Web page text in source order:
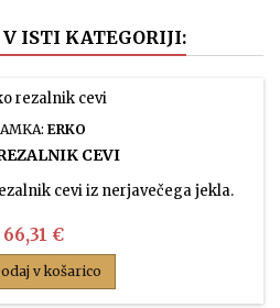
ISTI KATEGORIJI:
ERKO
CEVI
cevi iz nerjavečega jekla.
Cena
66,31 €
v košarico